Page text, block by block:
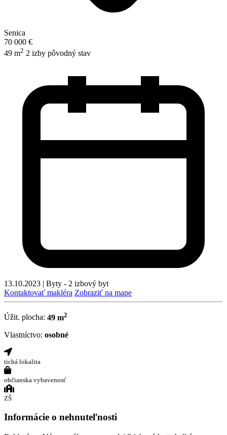
Senica
70 000 €
49 m2 2 izby pôvodný stav
13.10.2023 | Byty - 2 izbový byt
Kontaktovať makléra Zobraziť na mape
Úžit. plocha: 49 m2
Vlastníctvo: osobné
tichá lokalita
občianska vybavenosť
ZŠ
Informácie o nehnuteľnosti